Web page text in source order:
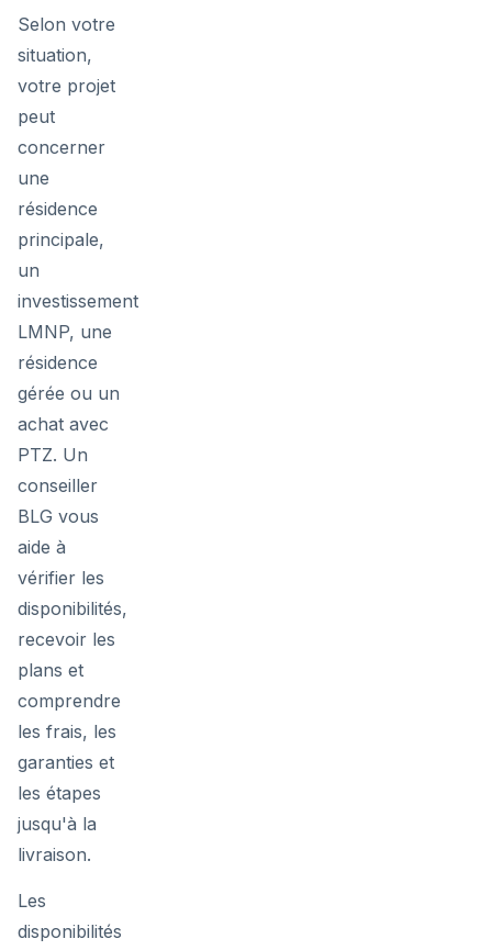
Selon votre
situation,
votre projet
peut
concerner
une
résidence
principale,
un
investissement
LMNP, une
résidence
gérée ou un
achat avec
PTZ. Un
conseiller
BLG vous
aide à
vérifier les
disponibilités,
recevoir les
plans et
comprendre
les frais, les
garanties et
les étapes
jusqu'à la
livraison.
Les
disponibilités